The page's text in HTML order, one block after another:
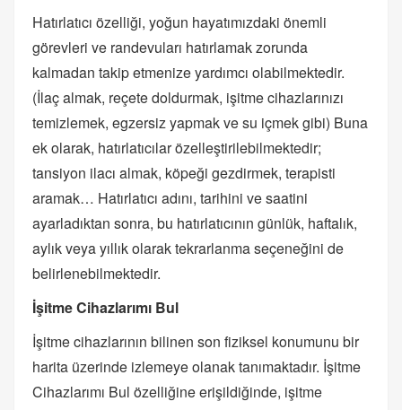
Hatırlatıcı özelliği, yoğun hayatımızdaki önemli
görevleri ve randevuları hatırlamak zorunda
kalmadan takip etmenize yardımcı olabilmektedir.
(İlaç almak, reçete doldurmak, işitme cihazlarınızı
temizlemek, egzersiz yapmak ve su içmek gibi) Buna
ek olarak, hatırlatıcılar özelleştirilebilmektedir;
tansiyon ilacı almak, köpeği gezdirmek, terapisti
aramak… Hatırlatıcı adını, tarihini ve saatini
ayarladıktan sonra, bu hatırlatıcının günlük, haftalık,
aylık veya yıllık olarak tekrarlanma seçeneğini de
belirlenebilmektedir.
İşitme Cihazlarımı Bul
İşitme cihazlarının bilinen son fiziksel konumunu bir
harita üzerinde izlemeye olanak tanımaktadır. İşitme
Cihazlarımı Bul özelliğine erişildiğinde, işitme